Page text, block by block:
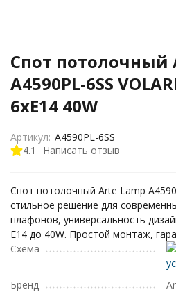
Спот потолочный
A4590PL-6SS
6xE14 40W
4.1 Написать отзыв
Артикул: A4590PL-6SS
Спот потолочный Arte Lamp
стильное решение для
плафонов, универсальность
E14 до 40W. Простой монтаж,
Схема
Бренд